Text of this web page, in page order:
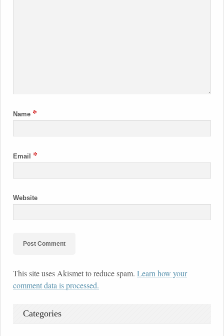
Name *
Email *
Website
This site uses Akismet to reduce spam. Learn how your
comment data is processed.
Categories